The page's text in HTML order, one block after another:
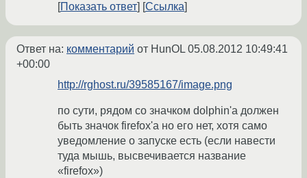
Показать ответ
Ссылка
Ответ на: комментарий от HunOL05.08.2012 10:49:41
+00:00
http://rghost.ru/39585167/image.png
по сути, рядом со значком dolphin'a должен
быть значок firefox'a но его нет, хотя само
уведомление о запуске есть (если навести
туда мышь, высвечивается название
«firefox»)